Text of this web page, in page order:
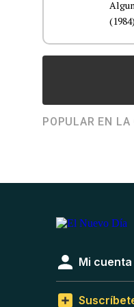
POPULAR EN
Mi cuenta